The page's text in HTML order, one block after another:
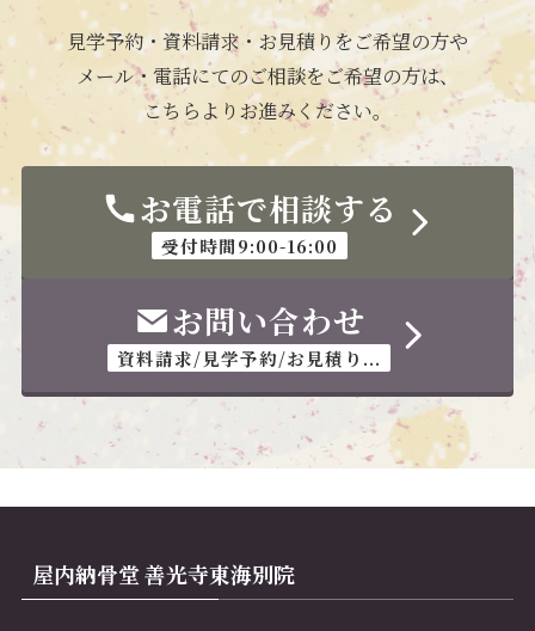
見学予約・資料請求・お見積りをご希望の方や
メール・電話にてのご相談をご希望の方は、
こちらよりお進みください。
お電話で相談する
受付時間9:00-16:00
お問い合わせ
資料請求/見学予約/お見積り...
屋内納骨堂 善光寺東海別院